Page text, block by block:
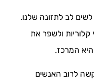
לב לתזונה שלנו.
קלוריות ולשפר את
המרכז.
לרוב האנשים